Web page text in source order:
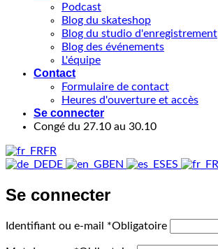
Podcast
Blog du skateshop
Blog du studio d'enregistrement
Blog des événements
L'équipe
Contact
Formulaire de contact
Heures d'ouverture et accès
Se connecter
Congé du 27.10 au 30.10
FR
DE
EN ES
Se connecter
Identifiant ou e-mail *Obligatoire